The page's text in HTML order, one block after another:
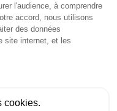
The Bureau IV - 42 Rue Notre Dame des Victoires
l'audience, à comprendre
accord, nous utilisons
des données
site internet, et les
cookies.